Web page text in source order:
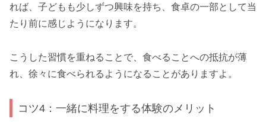
れば、子どもも少しずつ興味を持ち、食卓の一部として当
たり前に感じようになります。
こうした習慣を重ねることで、食べることへの抵抗が薄
れ、徐々に食べられるようになることがありますよ。
コツ4：一緒に料理をする体験のメリット